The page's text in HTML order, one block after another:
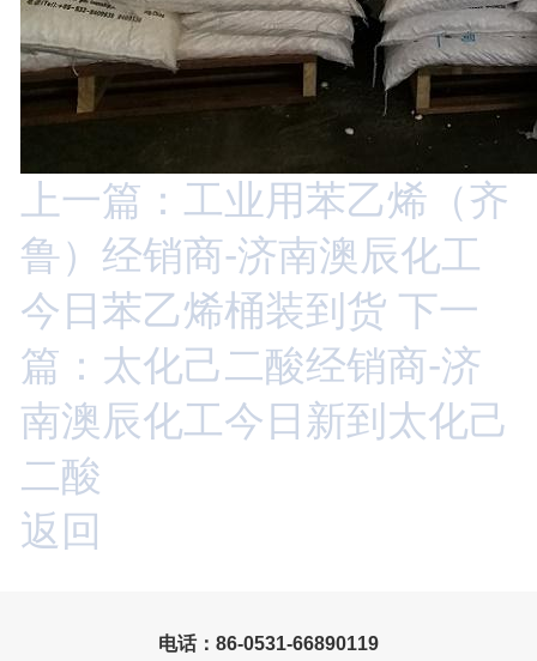
上一篇：工业用苯乙烯（齐
鲁）经销商-济南澳辰化工
今日苯乙烯桶装到货 下一
篇：太化己二酸经销商-济
南澳辰化工今日新到太化己
二酸
返回
电话：86-0531-66890119